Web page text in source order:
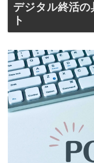
デジタル終活の
ト